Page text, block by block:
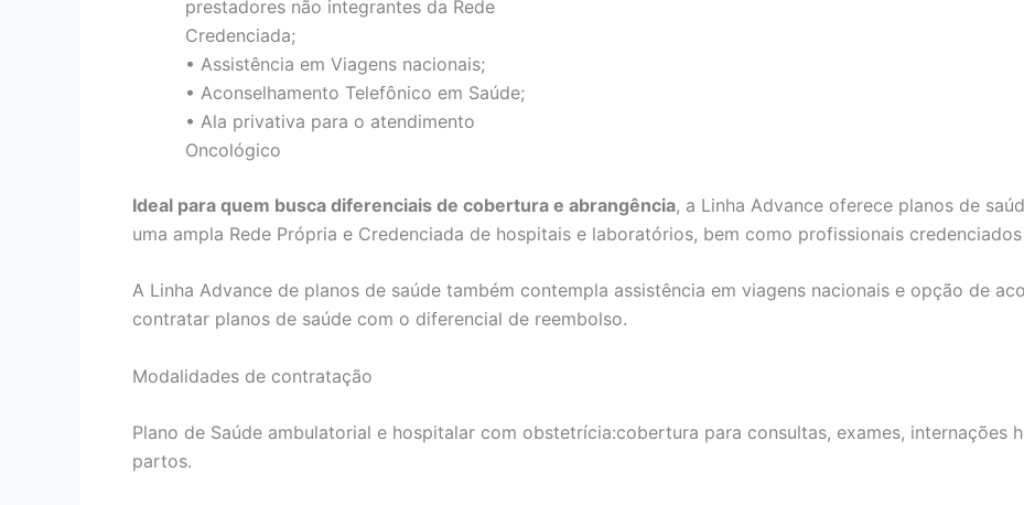
prestadores não integrantes da Rede
Credenciada;
• Assistência em Viagens nacionais;
• Aconselhamento Telefônico em Saúde;
• Ala privativa para o atendimento
Oncológico
Ideal para quem busca diferenciais de cobertura e abrangência, a Linha Advance oferece planos de
uma ampla Rede Própria e Credenciada de hospitais e laboratórios, bem como profissionais
A Linha Advance de planos de saúde também contempla assistência em viagens nacionais e opção de
contratar planos de saúde com o diferencial de reembolso.
Modalidades de contratação
Plano de Saúde ambulatorial e hospitalar com obstetrícia:cobertura para consultas, exames, internações
partos.